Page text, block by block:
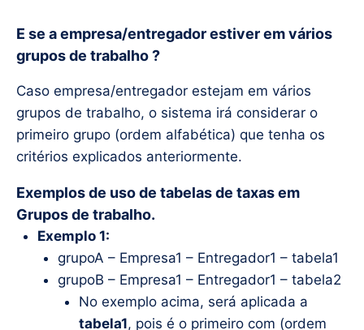
E se a empresa/entregador estiver em vários
grupos de trabalho ?
Caso empresa/entregador estejam em vários
grupos de trabalho, o sistema irá considerar o
primeiro grupo (ordem alfabética) que tenha os
critérios explicados anteriormente.
Exemplos de uso de tabelas de taxas em
Grupos de trabalho.
Exemplo 1:
grupoA – Empresa1 – Entregador1 – tabela1
grupoB – Empresa1 – Entregador1 – tabela2
No exemplo acima, será aplicada a
tabela1, pois é o primeiro com (ordem